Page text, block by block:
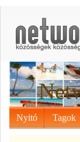
Nyitó Tagok